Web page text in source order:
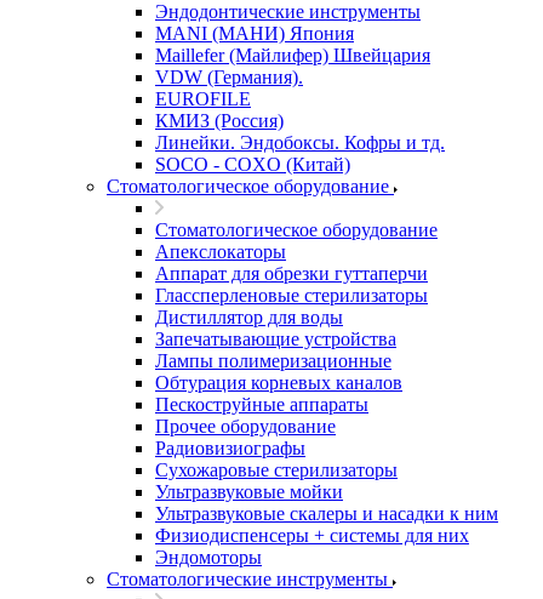
Эндодонтические инструменты
MANI (МАНИ) Япония
Maillefer (Майлифер) Швейцария
VDW (Германия).
EUROFILE
КМИЗ (Россия)
Линейки. Эндобоксы. Кофры и тд.
SOCO - COXO (Китай)
Стоматологическое оборудование
Стоматологическое оборудование
Апекслокаторы
Аппарат для обрезки гуттаперчи
Глассперленовые стерилизаторы
Дистиллятор для воды
Запечатывающие устройства
Лампы полимеризационные
Обтурация корневых каналов
Пескоструйные аппараты
Прочее оборудование
Радиовизиографы
Сухожаровые стерилизаторы
Ультразвуковые мойки
Ультразвуковые скалеры и насадки к ним
Физиодиспенсеры + системы для них
Эндомоторы
Стоматологические инструменты